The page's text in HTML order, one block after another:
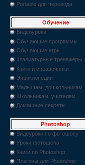
Portable для перевода
Обучение
Видеоуроки
Обучающие программы
Обучающие игры
Клавиатурные тренажеры
Книги и справочники
Энциклопедии
Малышам, дошкольникам
Школьникам, учителям
Домашние секреты
Photoshop
Видеуроки по фотошопу
Уроки фотошопа
Книги по Photoshop
Плагины для Photoshop